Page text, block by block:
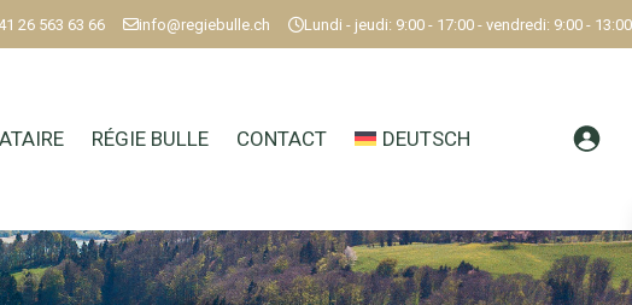
26 563 63 66 info@regiebulle.ch Lundi - jeudi: 9:00 - 17:00 - vendredi: 9:00 - 13:00
RÉGIE BULLE CONTACT DEUTSCH